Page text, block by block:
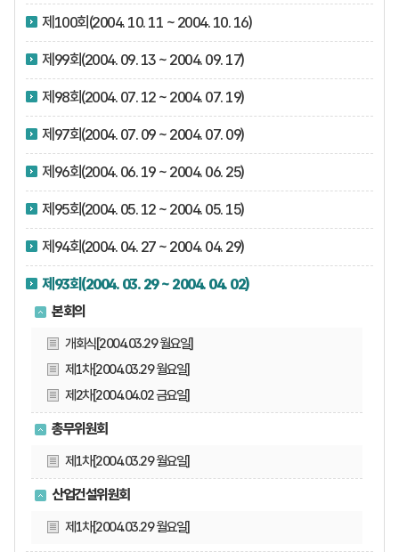
제100회(2004. 10. 11 ~ 2004. 10. 16)
제99회(2004. 09. 13 ~ 2004. 09. 17)
제98회(2004. 07. 12 ~ 2004. 07. 19)
제97회(2004. 07. 09 ~ 2004. 07. 09)
제96회(2004. 06. 19 ~ 2004. 06. 25)
제95회(2004. 05. 12 ~ 2004. 05. 15)
제94회(2004. 04. 27 ~ 2004. 04. 29)
제93회(2004. 03. 29 ~ 2004. 04. 02)
본회의
개회식[2004.03.29 월요일]
제1차[2004.03.29 월요일]
제2차[2004.04.02 금요일]
총무위원회
제1차[2004.03.29 월요일]
산업건설위원회
제1차[2004.03.29 월요일]